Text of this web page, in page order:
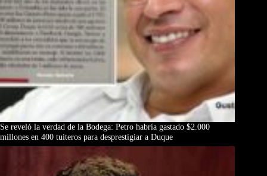
Se reveló la verdad de la Bodega: Petro habría gastado $2.000
millones en 400 tuiteros para desprestigiar a Duque